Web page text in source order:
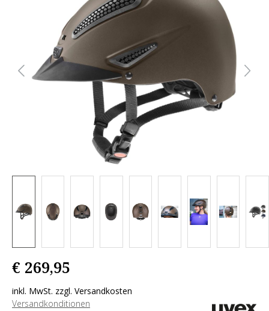
€ 269,95
inkl. MwSt. zzgl. Versandkosten
Versandkonditionen